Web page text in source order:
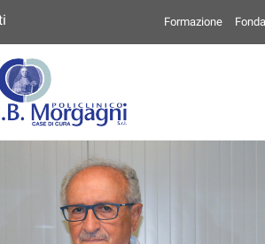
Formazione